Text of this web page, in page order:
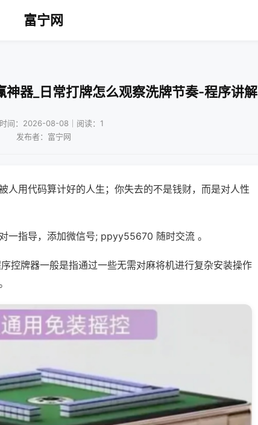
富宁网
器_日常打牌怎么观察洗牌节奏-程序讲解
间：2026-08-08｜阅读：1
发布者：富宁网
人用代码算计好的人生；你失去的不是钱财，而是对人性
一指导，添加微信号; ppyy55670 随时交流 。
控牌器一般是指通过一些无需对麻将机进行复杂安装操作